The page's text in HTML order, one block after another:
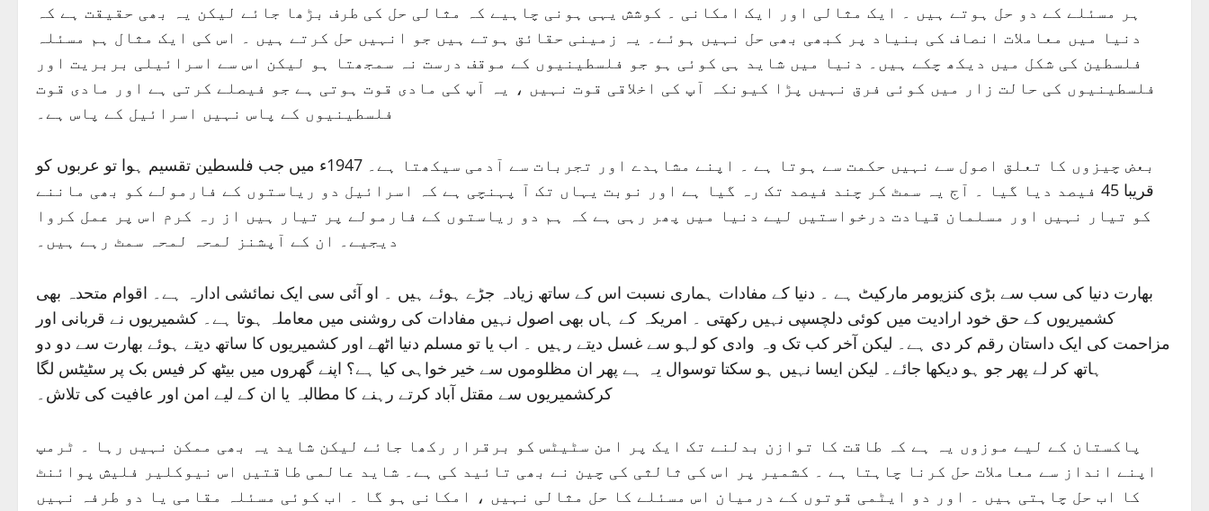
ہر مسئلے کے دو حل ہوتے ہیں ۔ ایک مثالی اور ایک امکانی ۔ کوشش یہی ہونی چاہیے کہ مثالی حل کی طرف بڑھا جائے لیکن یہ بھی حقیقت ہے کہ
دنیا میں معاملات انصاف کی بنیاد پر کبھی بھی حل نہیں ہوئے۔ یہ زمینی حقائق ہوتے ہیں جو انہیں حل کرتے ہیں ۔ اس کی ایک مثال ہم مسئلہ
فلسطین کی شکل میں دیکھ چکے ہیں۔ دنیا میں شاید ہی کوئی ہو جو فلسطینیوں کے موقف درست نہ سمجھتا ہو لیکن اس سے اسرائیلی بربریت اور
فلسطینیوں کی حالت زار میں کوئی فرق نہیں پڑا کیونکہ آپ کی اخلاقی قوت نہیں ، یہ آپ کی مادی قوت ہوتی ہے جو فیصلے کرتی ہے اور مادی قوت
فلسطینیوں کے پاس نہیں اسرائیل کے پاس ہے۔
بعض چیزوں کا تعلق اصول سے نہیں حکمت سے ہوتا ہے ۔ اپنے مشاہدے اور تجربات سے آدمی سیکھتا ہے۔ 1947ء میں جب فلسطین تقسیم ہوا تو عربوں کو
قریبا 45 فیصد دیا گیا ۔ آج یہ سمٹ کر چند فیصد تک رہ گیا ہے اور نوبت یہاں تک آ پہنچی ہے کہ اسرائیل دو ریاستوں کے فارمولے کو بھی ماننے
کو تیار نہیں اور مسلمان قیادت درخواستیں لیے دنیا میں پھر رہی ہے کہ ہم دو ریاستوں کے فارمولے پر تیار ہیں از رہ کرم اس پر عمل کروا
دیجیے۔ ان کے آپشنز لمحہ لمحہ سمٹ رہے ہیں۔
بھارت دنیا کی سب سے بڑی کنزیومر مارکیٹ ہے ۔ دنیا کے مفادات ہماری نسبت اس کے ساتھ زیادہ جڑے ہوئے ہیں ۔ او آئی سی ایک نمائشی ادارہ ہے۔ اقوام متحدہ بھی
کشمیریوں کے حق خود ارادیت میں کوئی دلچسپی نہیں رکھتی ۔ امریکہ کے ہاں بھی اصول نہیں مفادات کی روشنی میں معاملہ ہوتا ہے۔ کشمیریوں نے قربانی اور
مزاحمت کی ایک داستان رقم کر دی ہے۔ لیکن آخر کب تک وہ وادی کو لہو سے غسل دیتے رہیں ۔ اب یا تو مسلم دنیا اٹھے اور کشمیریوں کا ساتھ دیتے ہوئے بھارت سے دو دو
ہاتھ کر لے پھر جو ہو دیکھا جائے۔ لیکن ایسا نہیں ہو سکتا توسوال یہ ہے پھر ان مظلوموں سے خیر خواہی کیا ہے؟ اپنے گھروں میں بیٹھ کر فیس بک پر سٹیٹس لگا
کرکشمیریوں سے مقتل آباد کرتے رہنے کا مطالبہ یا ان کے لیے امن اور عافیت کی تلاش۔
پاکستان کے لیے موزوں یہ ہے کہ طاقت کا توازن بدلنے تک ایک پر امن سٹیٹس کو برقرار رکھا جائے لیکن شاید یہ بھی ممکن نہیں رہا ۔ ٹرمپ
اپنے انداز سے معاملات حل کرنا چاہتا ہے ۔ کشمیر پر اس کی ثالثی کی چین نے بھی تائید کی ہے۔ شاید عالمی طاقتیں اس نیوکلیر فلیش پوائنٹ
کا اب حل چاہتی ہیں ۔ اور دو ایٹمی قوتوں کے درمیان اس مسئلے کا حل مثالی نہیں ، امکانی ہو گا ۔ اب کوئی مسئلہ مقامی یا دو طرفہ نہیں